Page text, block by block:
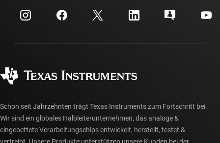
Investorenbeziehungen
Kundensupportzentrum
myTI-Konto FAQs
Häufig gestellte Fragen zu Bestellungen
Schon seit Jahrzehnten trägt Texas Instruments zum Fortschritt bei.
Wir sind ein globales Halbleiterunternehmen, das analoge &
eingebettete Verarbeitungschips entwickelt, herstellt, testet &
vertreibt. Unsere Produkte unterstützen unsere Kunden bei der